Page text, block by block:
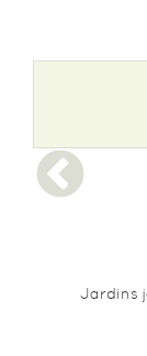
Jardins